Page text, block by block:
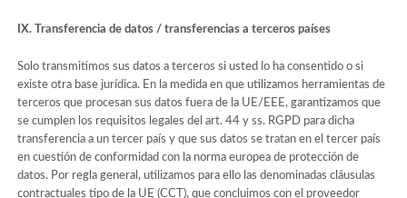
IX. Transferencia de datos / transferencias a terceros países
Solo transmitimos sus datos a terceros si usted lo ha consentido o si
existe otra base jurídica. En la medida en que utilizamos herramientas de
terceros que procesan sus datos fuera de la UE/EEE, garantizamos que
se cumplen los requisitos legales del art. 44 y ss. RGPD para dicha
transferencia a un tercer país y que sus datos se tratan en el tercer país
en cuestión de conformidad con la norma europea de protección de
datos. Por regla general, utilizamos para ello las denominadas cláusulas
contractuales tipo de la UE (CCT), que concluimos con el proveedor